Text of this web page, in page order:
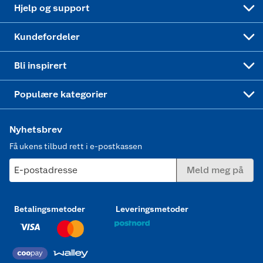
Hjelp og support
Kundefordeler
Bli inspirert
Populære kategorier
Nyhetsbrev
Få ukens tilbud rett i e-postkassen
E-postadresse Meld meg på
Betalingsmetoder Leveringsmetoder